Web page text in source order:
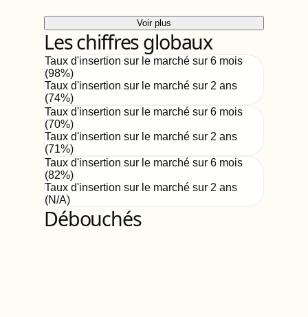
Voir plus
Les chiffres globaux
Taux d'insertion sur le marché sur 6 mois
(98%)
Taux d'insertion sur le marché sur 2 ans
(74%)
Taux d'insertion sur le marché sur 6 mois
(70%)
Taux d'insertion sur le marché sur 2 ans
(71%)
Taux d'insertion sur le marché sur 6 mois
(82%)
Taux d'insertion sur le marché sur 2 ans
(N/A)
Débouchés